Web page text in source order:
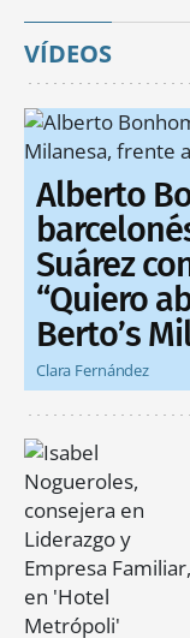
VÍDEOS
Alberto
Suárez
“Quiero
Berto’s
Clara Fernández